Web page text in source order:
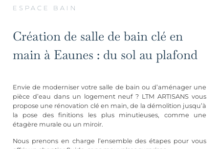
ESPACE BAIN
Création de salle de bain clé en
main à Eaunes : du sol au plafond
Envie de moderniser votre salle de bain ou d’aménager une
pièce d’eau dans un logement neuf ? LTM ARTISANS vous
propose une rénovation clé en main, de la démolition jusqu’à
la pose des finitions les plus minutieuses, comme une
étagère murale ou un miroir.
Nous prenons en charge l’ensemble des étapes pour vous